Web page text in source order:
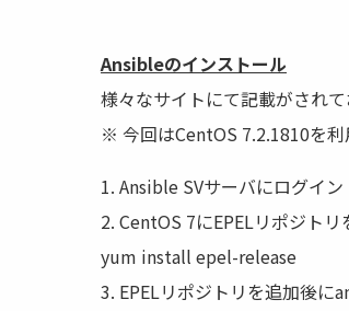
Ansibleのインストール
様々なサイトにて記載がされ
※ 今回はCentOS 7.2.1810を
1. Ansible SVサーバにログイン
2. CentOS 7にEPELリポジト
yum install epel-release
3. EPELリポジトリを追加後